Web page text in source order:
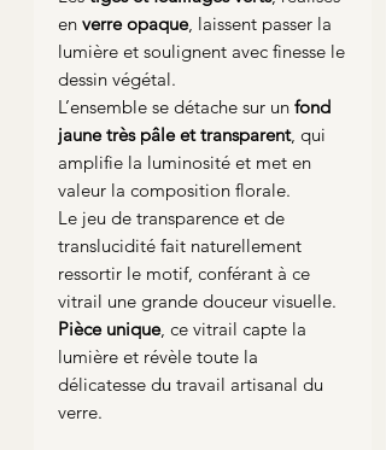
en verre opaque, laissent passer la
lumière et soulignent avec finesse le
dessin végétal.
L’ensemble se détache sur un fond
jaune très pâle et transparent, qui
amplifie la luminosité et met en
valeur la composition florale.
Le jeu de transparence et de
translucidité fait naturellement
ressortir le motif, conférant à ce
vitrail une grande douceur visuelle.
Pièce unique, ce vitrail capte la
lumière et révèle toute la
délicatesse du travail artisanal du
verre.